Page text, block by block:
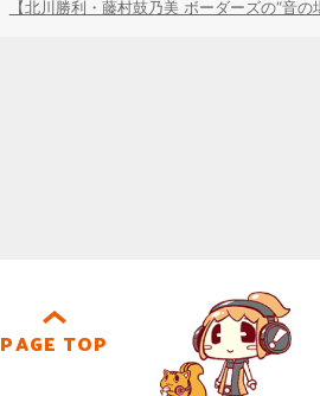
【北川勝利・藤村鼓乃美 ボーダーズの“音
PAGE TOP